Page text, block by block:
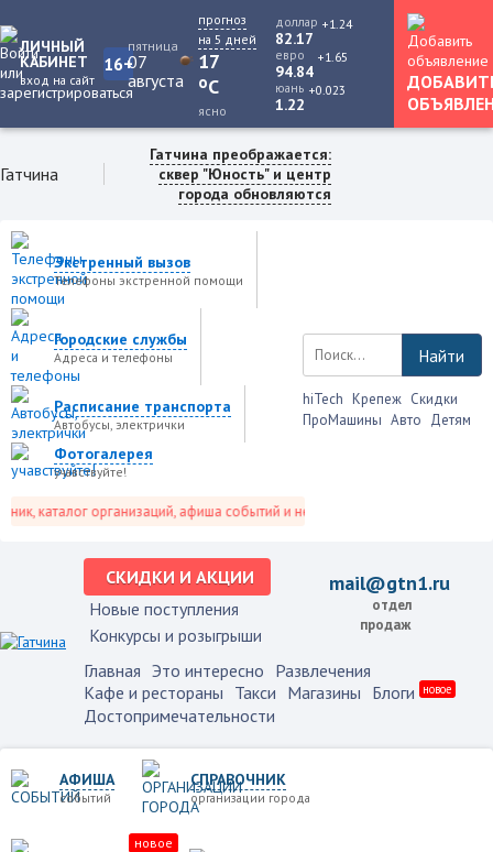
ЛИЧНЫЙ
КАБИНЕТ
вход на сайт
16+
пятница
07
августа
прогноз
на 5 дней
17
oC
ясно
доллар
82.17
+1.24
евро
94.84
+1.65
юань
1.22
+0.023
Гатчина
Гатчина преображается:
сквер "Юность" и центр
города обновляются
Экстренный вызов
Телефоны экстренной помощи
Городские службы
Адреса и телефоны
Расписание транспорта
Автобусы, электрички
Фотогалерея
учавствуйте!
каталог организаций, афиша событий и не только это.
Найти
hiTech Крепеж Скидки
ПроМашины Авто Детям
СКИДКИ И АКЦИИ
Новые поступления
Конкурсы и розыгрыши
mail@gtn1.ru
отдел
продаж
Главная Это интересно Развлечения
Кафе и рестораны Такси Магазины Блоги новое
Достопримечательности
АФИША
событий
СПРАВОЧНИК
организации города
новое